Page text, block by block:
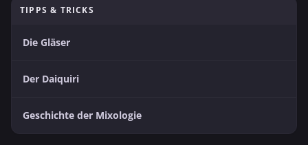
TIPPS & TRICKS
Die Gläser
Der Daiquiri
Geschichte der Mixologie